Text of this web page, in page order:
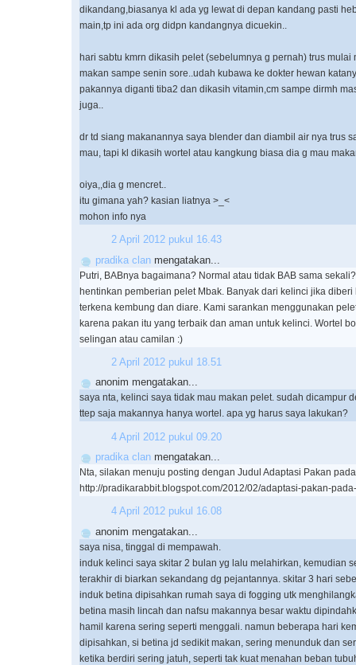
dikandang,biasanya kl ada yg lewat di depan kandang pasti
main,tp ini ada org didpn kandangnya dicuekin..
hari sabtu kmrn dikasih pelet (sebelumnya g pernah) trus mulai
makan sampe senin sore..udah kubawa ke dokter hewan
pakannya diganti tiba2 dan dikasih vitamin,cm sampe dirmh
juga..
dr td siang makanannya saya blender dan diambil air nya trus
mau, tapi kl dikasih wortel atau kangkung biasa dia g mau
oiya,,dia g mencret..
itu gimana yah? kasian liatnya >_<
mohon info nya
2 April 2012 pukul 16.43
pradika clan mengatakan...
Putri, BABnya bagaimana? Normal atau tidak BAB sama
hentinkan pemberian pelet Mbak. Banyak dari kelinci jika
terkena kembung dan diare. Kami sarankan menggunakan
karena pakan itu yang terbaik dan aman untuk kelinci. Wortel
selingan atau camilan :)
2 April 2012 pukul 18.51
anonim mengatakan...
saya nta, kelinci saya tidak mau makan pelet. sudah dicampur
ttep saja makannya hanya wortel. apa yg harus saya lakukan?
4 April 2012 pukul 09.20
pradika clan mengatakan...
Nta, silakan menuju posting dengan Judul Adaptasi Pakan
http://pradikarabbit.blogspot.com/2012/02/adaptasi-pakan-
4 April 2012 pukul 16.08
anonim mengatakan...
saya nisa, tinggal di mempawah.
induk kelinci saya skitar 2 bulan yg lalu melahirkan, kemudian
terakhir di biarkan sekandang dg pejantannya. skitar 3 hari
induk betina dipisahkan rumah saya di fogging utk
betina masih lincah dan nafsu makannya besar waktu
hamil karena sering seperti menggali. namun beberapa hari
dipisahkan, si betina jd sedikit makan, sering menunduk dan
ketika berdiri sering jatuh, seperti tak kuat menahan beban